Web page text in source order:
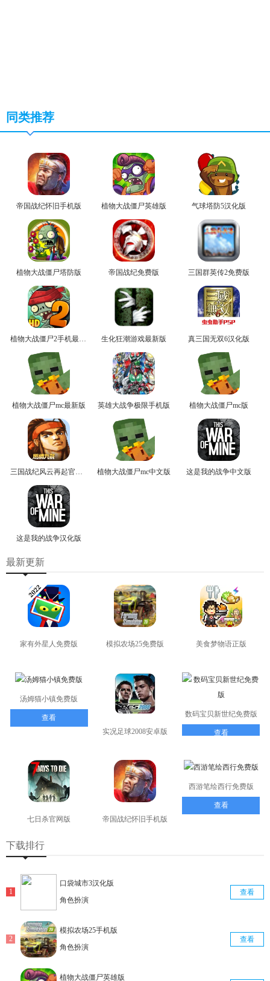
同类推荐
帝国战纪怀旧手机版 植物大战僵尸英雄版 气球塔防5汉化版
植物大战僵尸塔防版 帝国战纪免费版 三国群英传2免费版
生化狂潮游戏最新版 真三国无双6汉化版
植物大战僵尸mc最新版 英雄大战争极限手机版 植物大战僵尸mc版
植物大战僵尸mc中文版 这是我的战争中文版
这是我的战争汉化版
最新更新
家有外星人免费版 模拟农场25免费版 美食梦物语正版
汤姆猫小镇免费版
查看
实况足球2008安卓版
数码宝贝新世纪免费版
查看
七日杀官网版 帝国战纪怀旧手机版
西游笔绘西行免费版
查看
下载排行
口袋城市3汉化版
角色扮演
查看
模拟农场25手机版
角色扮演
查看
植物大战僵尸英雄版